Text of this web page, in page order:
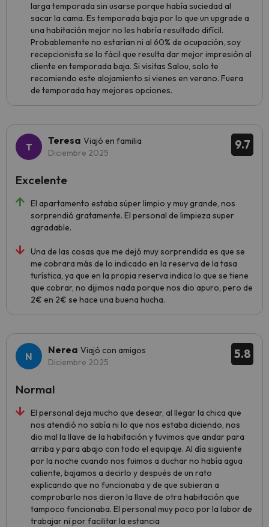
larga temporada sin usarse porque había suciedad al
sacar la cama. Es temporada baja por lo que un upgrade a
una habitación mejor no les habría resultado difícil.
Probablemente no estarían ni al 60% de ocupación, soy
recepcionista se lo fácil que resulta dar mejor impresión al
cliente en temporada baja. Si visitas Salou, solo te
recomiendo este alojamiento si vienes en verano. Fuera
de temporada hay mejores opciones.
9.7
Teresa Viajó en familia
Diciembre 2025
El apartamento estaba súper limpio y muy grande, nos
sorprendió gratamente. El personal de limpieza super
agradable.
Una de las cosas que me dejó muy sorprendida es que se
me cobrara más de lo indicado en la reserva de la tasa
turística, ya que en la propia reserva indica lo que se tiene
que cobrar, no dijimos nada porque nos dio apuro, pero de
2€ en 2€ se hace una buena hucha.
Excelente
5.8
Nerea Viajó con amigos
Diciembre 2025
El personal deja mucho que desear, al llegar la chica que
nos atendió no sabía ni lo que nos estaba diciendo, nos
dio mal la llave de la habitación y tuvimos que andar para
arriba y para abajo con todo el equipaje. Al día siguiente
por la noche cuando nos fuimos a duchar no había agua
caliente, bajamos a decirlo y después de un rato
explicando que no funcionaba y de que subieran a
comprobarlo nos dieron la llave de otra habitación que
tampoco funcionaba. El personal muy poco por la labor de
trabajar ni por facilitar la estancia
Normal